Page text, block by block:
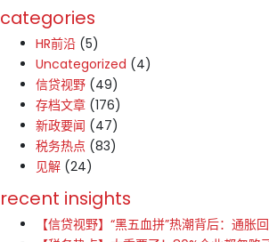
categories
HR前沿 (5)
Uncategorized (4)
信贷视野 (49)
存档文章 (176)
新政要闻 (47)
税务热点 (83)
见解 (24)
recent insights
【信贷视野】“黑五血拼”热潮背后：通胀